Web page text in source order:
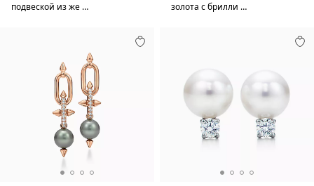
подвеской из же …
золота с брилли …